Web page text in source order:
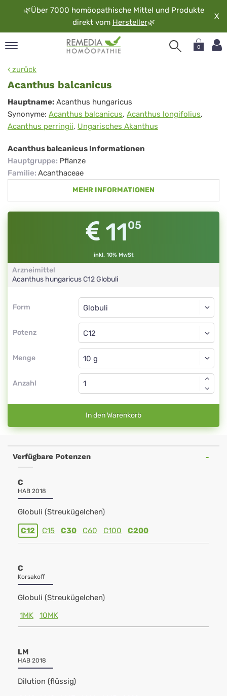
🌿Über 7000 homöopathische Mittel und Produkte
direkt vom Hersteller🌿
X
0
zurück
Acanthus balcanicus
Acanthus
balcanicus
Hauptname: Acanthus hungaricus
Synonyme: Acanthus balcanicus, Acanthus longifolius,
Acanthus perringii, Ungarisches Akanthus
Acanthus balcanicus Informationen
Hauptgruppe: Pflanze
Familie: Acanthaceae
MEHR INFORMATIONEN
1105
inkl. 10% MwSt
Arzneimittel
Acanthus hungaricusC12Globuli
Form
Form
Potenz
Globuli
C12
Menge
Globuli
Anzahl
In den Warenkorb
Verfügbare Potenzen
C
HAB 2018
Globuli (Streukügelchen)
C12 C15 C30 C60 C100 C200
C
Korsakoff
Globuli (Streukügelchen)
1MK
10MK
LM
HAB 2018
Dilution (flüssig)